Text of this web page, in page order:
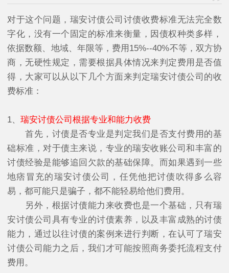
对于这个问题，瑞安讨债公司讨债收费标准无法完全数
字化，没有一个固定的标准来衡量，因债权种类多样，
依据数额、地域、年限等，费用15%--40%不等，双方协
商，无硬性规定，需要根据具体情况来判定费用是否值
得，大家可以从以下几个方面来判定瑞安讨债公司的收
费标准：
1、 瑞安讨债公司根据专业和能力收费
首先，讨债是否专业是判定我们是否支付费用的基
础标准，对于债主来说，专业的瑞安收账公司和丰富的
讨债经验是能够追回欠款的基础保障。而如果遇到一些
地痞冒充的瑞安讨债公司，任凭他把讨债吹得多么容
易，都可能只是骗子，都不能轻易给他们费用。
另外，根据讨债能力来收费也是一个基础，只有瑞
安讨债公司具有专业的讨债素养，以及丰富成熟的讨债
能力，通过以往讨债的案例来进行判断，在认可了瑞安
讨债公司能力之后，我们才可能按照商务委托流程支付
费用。